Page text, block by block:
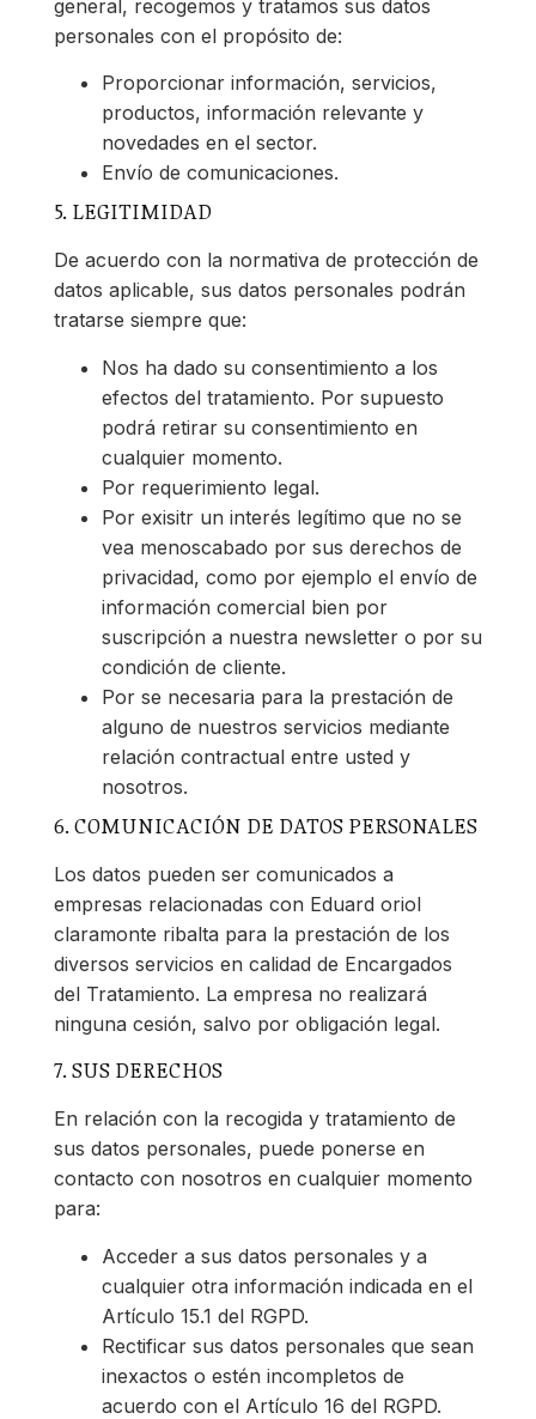
general, recogemos y tratamos sus datos
personales con el propósito de:
Proporcionar información, servicios,
productos, información relevante y
novedades en el sector.
Envío de comunicaciones.
5. LEGITIMIDAD
De acuerdo con la normativa de protección de
datos aplicable, sus datos personales podrán
tratarse siempre que:
Nos ha dado su consentimiento a los
efectos del tratamiento. Por supuesto
podrá retirar su consentimiento en
cualquier momento.
Por requerimiento legal.
Por exisitr un interés legítimo que no se
vea menoscabado por sus derechos de
privacidad, como por ejemplo el envío de
información comercial bien por
suscripción a nuestra newsletter o por su
condición de cliente.
Por se necesaria para la prestación de
alguno de nuestros servicios mediante
relación contractual entre usted y
nosotros.
6. COMUNICACIÓN DE DATOS PERSONALES
Los datos pueden ser comunicados a
empresas relacionadas con Eduard oriol
claramonte ribalta para la prestación de los
diversos servicios en calidad de Encargados
del Tratamiento. La empresa no realizará
ninguna cesión, salvo por obligación legal.
7. SUS DERECHOS
En relación con la recogida y tratamiento de
sus datos personales, puede ponerse en
contacto con nosotros en cualquier momento
para:
Acceder a sus datos personales y a
cualquier otra información indicada en el
Artículo 15.1 del RGPD.
Rectificar sus datos personales que sean
inexactos o estén incompletos de
acuerdo con el Artículo 16 del RGPD.